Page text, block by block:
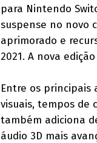
para Nintendo
suspense no novo
aprimorado e
2021. A nova
Entre os
visuais, tempos de
também adiciona
áudio 3D mais